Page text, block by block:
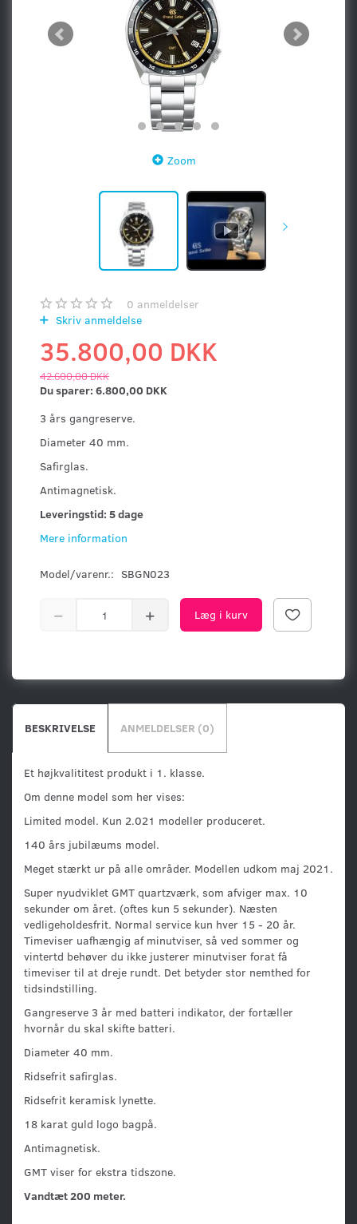
Zoom
0 anmeldelser
Skriv anmeldelse
35.800,00 DKK
42.600,00 DKK
Du sparer: 6.800,00 DKK
3 års gangreserve.
Diameter 40 mm.
Safirglas.
Antimagnetisk.
Leveringstid: 5 dage
Mere information
Model/varenr.: SBGN023
Læg i kurv
BESKRIVELSE ANMELDELSER (0)
Et højkvalititest produkt i 1. klasse.
Om denne model som her vises:
Limited model. Kun 2.021 modeller produceret.
140 års jubilæums model.
Meget stærkt ur på alle områder. Modellen udkom maj 2021.
Super nyudviklet GMT quartzværk, som afviger max. 10
sekunder om året. (oftes kun 5 sekunder). Næsten
vedligeholdesfrit. Normal service kun hver 15 - 20 år.
Timeviser uafhængig af minutviser, så ved sommer og
vintertd behøver du ikke justerer minutviser forat få
timeviser til at dreje rundt. Det betyder stor nemthed for
tidsindstilling.
Gangreserve 3 år med batteri indikator, der fortæller
hvornår du skal skifte batteri.
Diameter 40 mm.
Ridsefrit safirglas.
Ridsefrit keramisk lynette.
18 karat guld logo bagpå.
Antimagnetisk.
GMT viser for ekstra tidszone.
Vandtæt 200 meter.